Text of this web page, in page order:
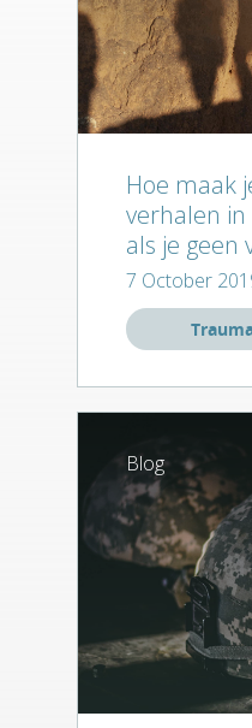
Hoe maak
verhalen in
als je geen
7 October
Blog